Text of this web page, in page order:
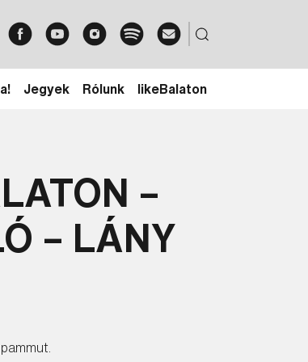
Jegyek Rólunk likeBalaton
–
– LÁNY